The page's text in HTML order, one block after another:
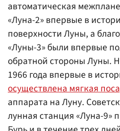
автоматическая
«Луна-2» впервые в
поверхности Луны, а
«Луны-3» были впервые
обратной стороны Луны.
1966 года впервые в
осуществлена мягкая
аппарата на Луну.
лунная станция «Луна-9»